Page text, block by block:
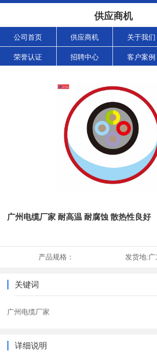
供应商机
公司首页 供应商机 关于我们
荣誉认证 招聘中心 客户案例
广州电缆厂家 耐高温 耐腐蚀 散热性良好
产品规格： 发货地:
关键词
广州电缆厂家
详细说明